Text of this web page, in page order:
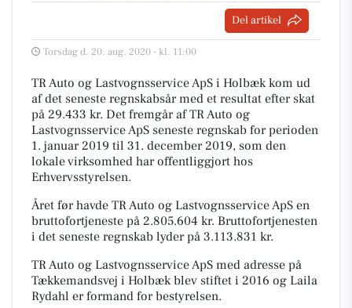
Del artikel
Torsdag d. 20. aug. 2020 - kl. 11:00
TR Auto og Lastvognsservice ApS i Holbæk kom ud
af det seneste regnskabsår med et resultat efter skat
på 29.433 kr. Det fremgår af TR Auto og
Lastvognsservice ApS seneste regnskab for perioden
1. januar 2019 til 31. december 2019, som den
lokale virksomhed har offentliggjort hos
Erhvervsstyrelsen.
Året før havde TR Auto og Lastvognsservice ApS en
bruttofortjeneste på 2.805.604 kr. Bruttofortjenesten
i det seneste regnskab lyder på 3.113.831 kr.
TR Auto og Lastvognsservice ApS med adresse på
Tækkemandsvej i Holbæk blev stiftet i 2016 og Laila
Rydahl er formand for bestyrelsen.